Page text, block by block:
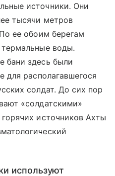
источники. Они
тысячи метров
ее обоим берегам
воды.
бани здесь были
для располагавшегося
солдат. До сих пор
«солдатскими»
источников Ахты
используют